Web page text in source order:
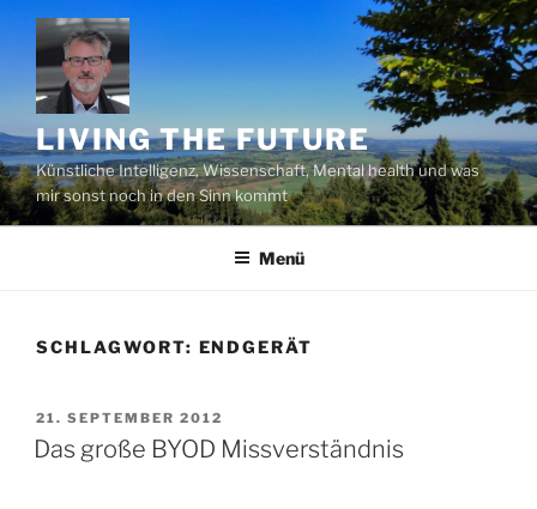
Zum
Inhalt
springen
LIVING THE FUTURE
Künstliche Intelligenz, Wissenschaft, Mental health und was
mir sonst noch in den Sinn kommt
Menü
SCHLAGWORT: ENDGERÄT
VERÖFFENTLICHT
AM
21. SEPTEMBER 2012
Das große BYOD Missverständnis